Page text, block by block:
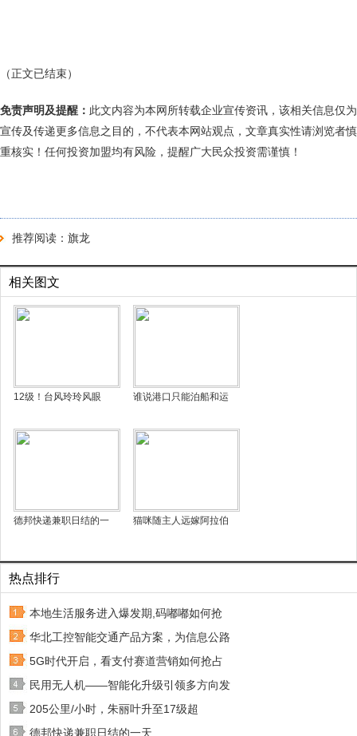
（正文已结束）
免责声明及提醒： 此文内容为本网所转载企业宣传资讯，该相关信息仅为
宣传及传递更多信息之目的，不代表本网站观点，文章真实性请浏览者慎
重核实！任何投资加盟均有风险，提醒广大民众投资需谨慎！
推荐阅读： 旗龙
相关图文
12级！台风玲玲风眼 谁说港口只能泊船和运
德邦快递兼职日结的一 猫咪随主人远嫁阿拉伯
热点排行
本地生活服务进入爆发期,码嘟嘟如何抢
华北工控智能交通产品方案，为信息公路
5G时代开启，看支付赛道营销如何抢占
民用无人机——智能化升级引领多方向发
205公里/小时，朱丽叶升至17级超
德邦快递兼职日结的一天